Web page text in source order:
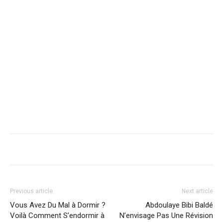
Previous article
Vous Avez Du Mal à Dormir ?
Voilà Comment S’endormir à
Next article
Abdoulaye Bibi Baldé
N’envisage Pas Une Révision